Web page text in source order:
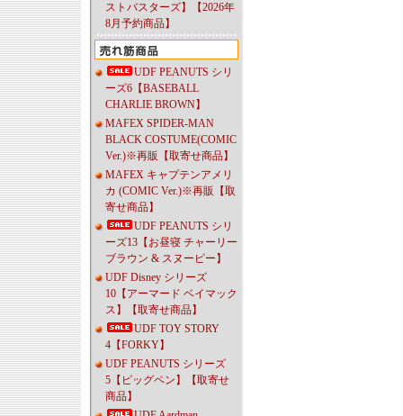
ストバスターズ】【2026年
8月予約商品】
UDF PEANUTS シリ
ーズ6【BASEBALL
CHARLIE BROWN】
MAFEX SPIDER-MAN
BLACK COSTUME(COMIC
Ver.)※再販【取寄せ商品】
MAFEX キャプテンアメリ
カ (COMIC Ver.)※再販【取
寄せ商品】
UDF PEANUTS シリ
ーズ13【お昼寝 チャーリー
ブラウン & スヌーピー】
UDF Disney シリーズ
10【アーマード ベイマック
ス】【取寄せ商品】
UDF TOY STORY
4【FORKY】
UDF PEANUTS シリーズ
5【ピッグペン】【取寄せ
商品】